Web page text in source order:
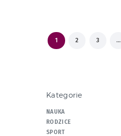
Stronicowanie
PAGE
1 PAGE
2 PAGE
3 …
Kategorie
NAUKA
RODZICE
SPORT